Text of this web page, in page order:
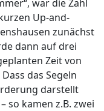
war die Zahl
Up-and-
zunächst
dann auf drei
Zeit von
das Segeln
darstellt
so kamen z.B. zwei